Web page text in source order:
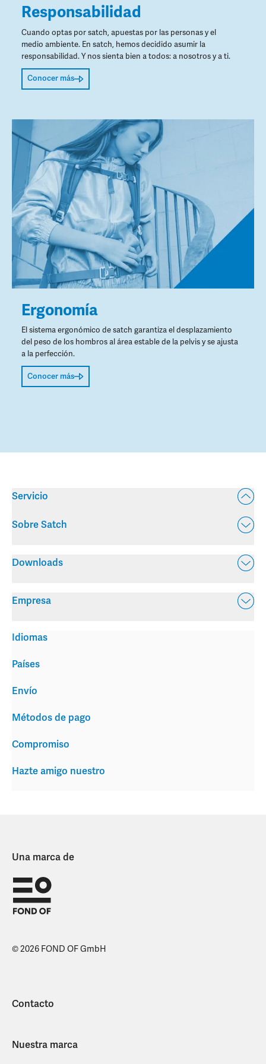
Responsabilidad
Cuando optas por satch, apuestas por las personas y el
medio ambiente. En satch, hemos decidido asumir la
responsabilidad. Y nos sienta bien a todos: a nosotros y a ti.
Conocer más
Ergonomía
El sistema ergonómico de satch garantiza el desplazamiento
del peso de los hombros al área estable de la pelvis y se ajusta
a la perfección.
Conocer más
Servicio
Sobre Satch
Downloads
Empresa
Envío
Métodos de pago
Compromiso
Hazte amigo nuestro
Idiomas
Países
Una marca de
© 2026 FOND OF GmbH
Contacto
Nuestra marca